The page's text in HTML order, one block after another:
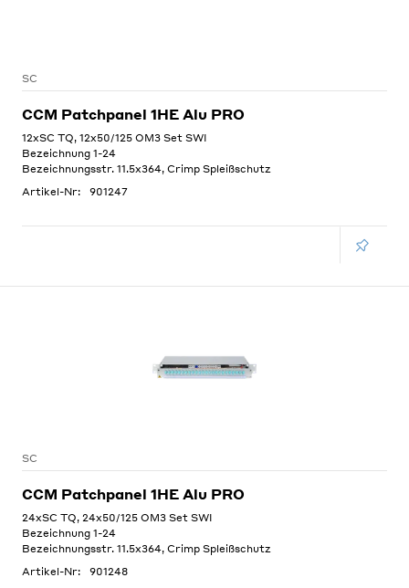
SC
CCM Patchpanel 1HE Alu PRO
12xSC TQ, 12x50/125 OM3 Set SWI
Bezeichnung 1-24
Bezeichnungsstr. 11.5x364, Crimp Spleißschutz
Artikel-Nr:
901247
SC
CCM Patchpanel 1HE Alu PRO
24xSC TQ, 24x50/125 OM3 Set SWI
Bezeichnung 1-24
Bezeichnungsstr. 11.5x364, Crimp Spleißschutz
Artikel-Nr:
901248